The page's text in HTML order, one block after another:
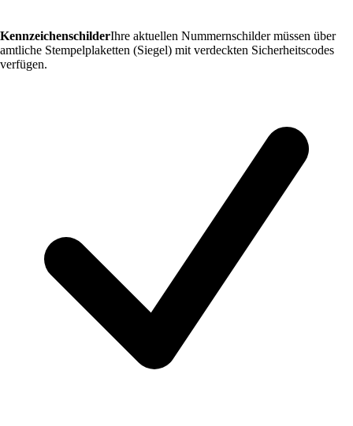
KennzeichenschilderIhre aktuellen Nummernschilder müssen über
amtliche Stempelplaketten (Siegel) mit verdeckten Sicherheitscodes
verfügen.